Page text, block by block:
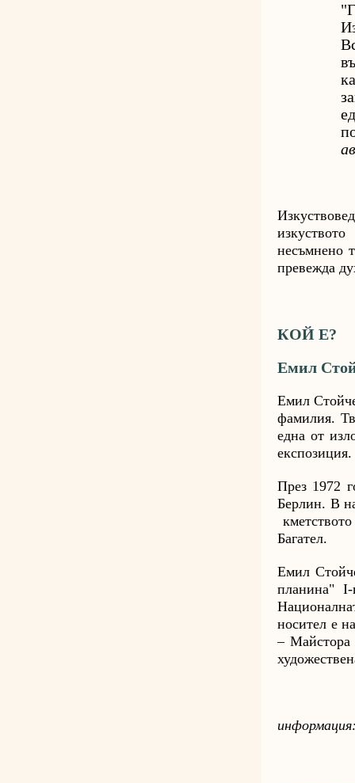
несъмнено
превежда
КОЙ Е?
Емил
Емил
фамилия.
една от
експозиция.
През 1972
Берлин. В
Багател.
Емил
планина" І-
носител е
– Майстора